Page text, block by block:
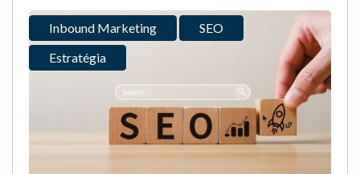
Inbound Marketing
SEO
Estratégia